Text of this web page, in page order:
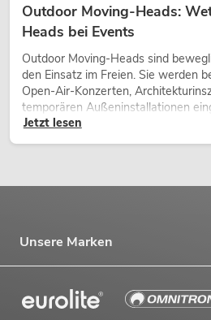
Outdoor Moving-Heads:
Heads bei Events
Outdoor Moving-Heads sind
den Einsatz im Freien. Sie werden
Open-Air-Konzerten,
temporären Außeninstallationen
Jetzt lesen
Unsere Marken